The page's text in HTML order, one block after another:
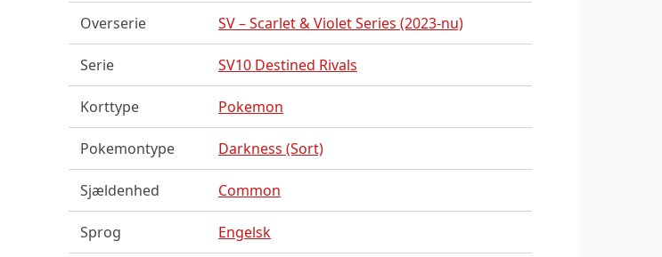
Overserie SV – Scarlet & Violet Series (2023-nu)
Serie SV10 Destined Rivals
Korttype Pokemon
Pokemontype Darkness (Sort)
Sjældenhed Common
Sprog Engelsk